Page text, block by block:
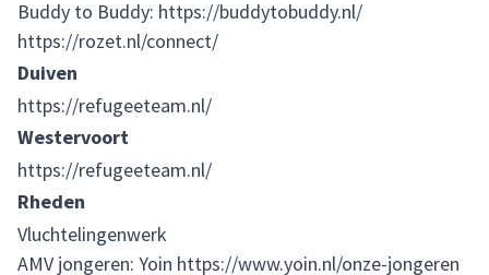
Buddy to Buddy: https://buddytobuddy.nl/
https://rozet.nl/connect/
Duiven
https://refugeeteam.nl/
Westervoort
https://refugeeteam.nl/
Rheden
Vluchtelingenwerk
AMV jongeren: Yoin https://www.yoin.nl/onze-jongeren